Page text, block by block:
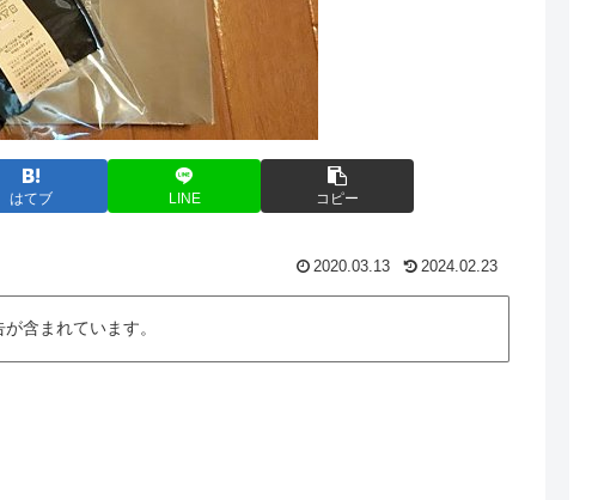
はてブ LINE コピー
2020.03.13 2024.02.23
含まれています。